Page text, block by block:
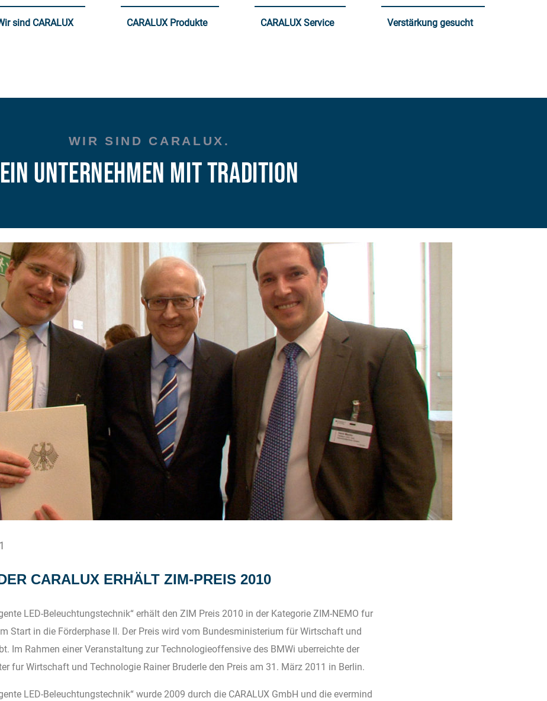
sind CARALUX CARALUX Produkte CARALUX Service Verstärkung gesucht
WIR SIND CARALUX.
Ein Unternehmen mit Tradition
CARALUX ERHÄLT ZIM-PREIS 2010
LED-Beleuchtungstechnik“ erhält den ZIM Preis 2010 in der Kategorie ZIM-NEMO fur
Start in die Förderphase II. Der Preis wird vom Bundesministerium für Wirtschaft und
Im Rahmen einer Veranstaltung zur Technologieoffensive des BMWi uberreichte der
fur Wirtschaft und Technologie Rainer Bruderle den Preis am 31. März 2011 in Berlin.
LED-Beleuchtungstechnik“ wurde 2009 durch die CARALUX GmbH und die evermind